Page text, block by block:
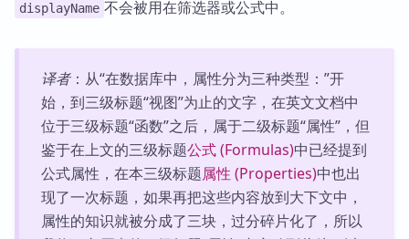
displayName 不会被用在筛选器或公式中。
译者：从“在数据库中，属性分为三种类型：”开
始，到三级标题“视图”为止的文字，在英文文档中
位于三级标题“函数”之后，属于二级标题“属性”，但
鉴于在上文的三级标题公式 (Formulas)中已经提到
公式属性，在本三级标题属性 (Properties)中也出
现了一次标题，如果再把这些内容放到大下文中，
属性的知识就被分成了三块，过分碎片化了，所以